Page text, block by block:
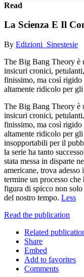
Read
La Scienza E Il
By Edizioni_Sinestesie
The Big Bang Theory è
insicuri cronici,
finissimo, ma così rigido
altamente ridicolo per
The Big Bang Theory è
insicuri cronici,
finissimo, ma così rigido
altamente ridicolo per
insopportabili per il
la serie ha tanto
stata messa in disparte
americane, trova adesso
termine un processo
figura di spicco non
del nostro tempo. Less
Read the publication
Related
Share
Embed
Add to favorites
Comments